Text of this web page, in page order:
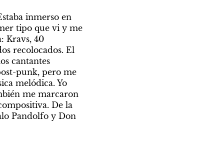
inmerso en
tipo que vi y me
Kravs, 40
recolocados. El
cantantes
punk, pero me
melódica. Yo
me marcaron
De la
Pandolfo y Don